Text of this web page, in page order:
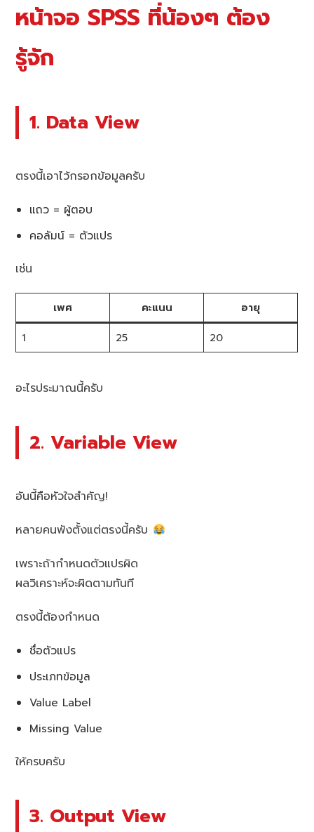
หน้าจอ SPSS ที่น้องๆ ต้อง
รู้จัก
1. Data View
ตรงนี้เอาไว้กรอกข้อมูลครับ
แถว = ผู้ตอบ
คอลัมน์ = ตัวแปร
เช่น
เพศ คะแนน
อายุ
1
25 20
อะไรประมาณนี้ครับ
2. Variable View
อันนี้คือหัวใจสำคัญ!
หลายคนพังตั้งแต่ตรงนี้ครับ
เพราะถ้ากำหนดตัวแปรผิด
ผลวิเคราะห์จะผิดตามทันที
ตรงนี้ต้องกำหนด
ชื่อตัวแปร
ประเภทข้อมูล
Value Label
Missing Value
ให้ครบครับ
3. Output View